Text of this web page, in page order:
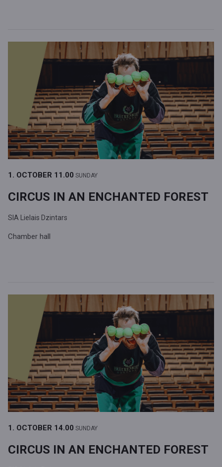
1. OCTOBER 11.00 SUNDAY
CIRCUS IN AN ENCHANTED FOREST
SIA Lielais Dzintars
Chamber hall
1. OCTOBER 14.00 SUNDAY
CIRCUS IN AN ENCHANTED FOREST